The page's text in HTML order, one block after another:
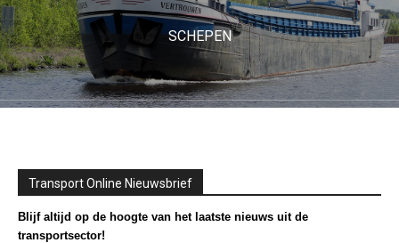
SCHEPEN
Transport Online Nieuwsbrief
Blijf altijd op de hoogte van het laatste nieuws uit de
transportsector!